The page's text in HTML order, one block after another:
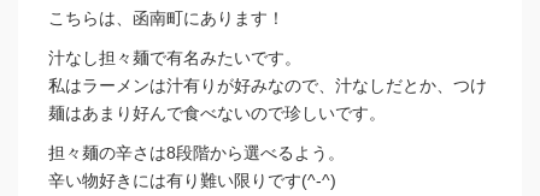
こちらは、函南町にあります！
汁なし担々麺で有名みたいです。
私はラーメンは汁有りが好みなので、汁なしだとか、つけ
麺はあまり好んで食べないので珍しいです。
担々麺の辛さは8段階から選べるよう。
辛い物好きには有り難い限りです(^-^)